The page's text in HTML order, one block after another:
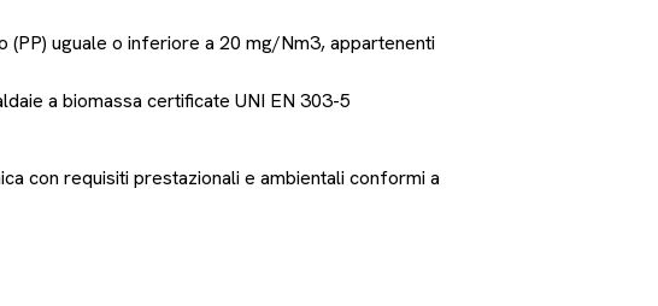
uguale o inferiore a 20 mg/Nm3, appartenenti
a biomassa certificate UNI EN 303-5
con requisiti prestazionali e ambientali conformi a